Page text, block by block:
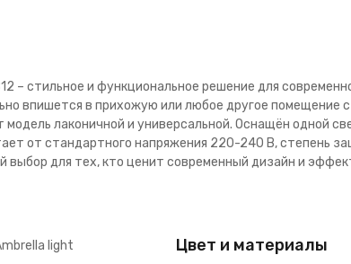
– стильное и функциональное решение для
впишется в прихожую или любое другое
лаконичной и универсальной. Оснащён одной
от стандартного напряжения 220-240 В, степень
выбор для тех, кто ценит современный дизайн и
light
Цвет и материалы